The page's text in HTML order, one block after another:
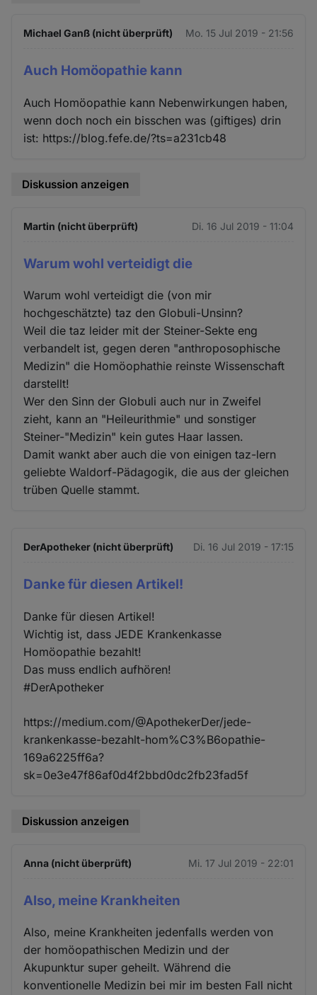
Michael Ganß (nicht überprüft) Mo. 15 Jul 2019 - 21:56
Auch Homöopathie kann
Auch Homöopathie kann Nebenwirkungen haben,
wenn doch noch ein bisschen was (giftiges) drin
ist: https://blog.fefe.de/?ts=a231cb48
Diskussion anzeigen
Martin (nicht überprüft) Di. 16 Jul 2019 - 11:04
Warum wohl verteidigt die
Warum wohl verteidigt die (von mir
hochgeschätzte) taz den Globuli-Unsinn?
Weil die taz leider mit der Steiner-Sekte eng
verbandelt ist, gegen deren "anthroposophische
Medizin" die Homöophathie reinste Wissenschaft
darstellt!
Wer den Sinn der Globuli auch nur in Zweifel
zieht, kann an "Heileurithmie" und sonstiger
Steiner-"Medizin" kein gutes Haar lassen.
Damit wankt aber auch die von einigen taz-lern
geliebte Waldorf-Pädagogik, die aus der gleichen
trüben Quelle stammt.
DerApotheker (nicht überprüft) Di. 16 Jul 2019 - 17:15
Danke für diesen Artikel!
Danke für diesen Artikel!
Wichtig ist, dass JEDE Krankenkasse
Homöopathie bezahlt!
Das muss endlich aufhören!
#DerApotheker
https://medium.com/@ApothekerDer/jede-
krankenkasse-bezahlt-hom%C3%B6opathie-
169a6225ff6a?
sk=0e3e47f86af0d4f2bbd0dc2fb23fad5f
Diskussion anzeigen
Anna (nicht überprüft) Mi. 17 Jul 2019 - 22:01
Also, meine Krankheiten
Also, meine Krankheiten jedenfalls werden von
der homöopathischen Medizin und der
Akupunktur super geheilt. Während die
konventionelle Medizin bei mir im besten Fall nicht